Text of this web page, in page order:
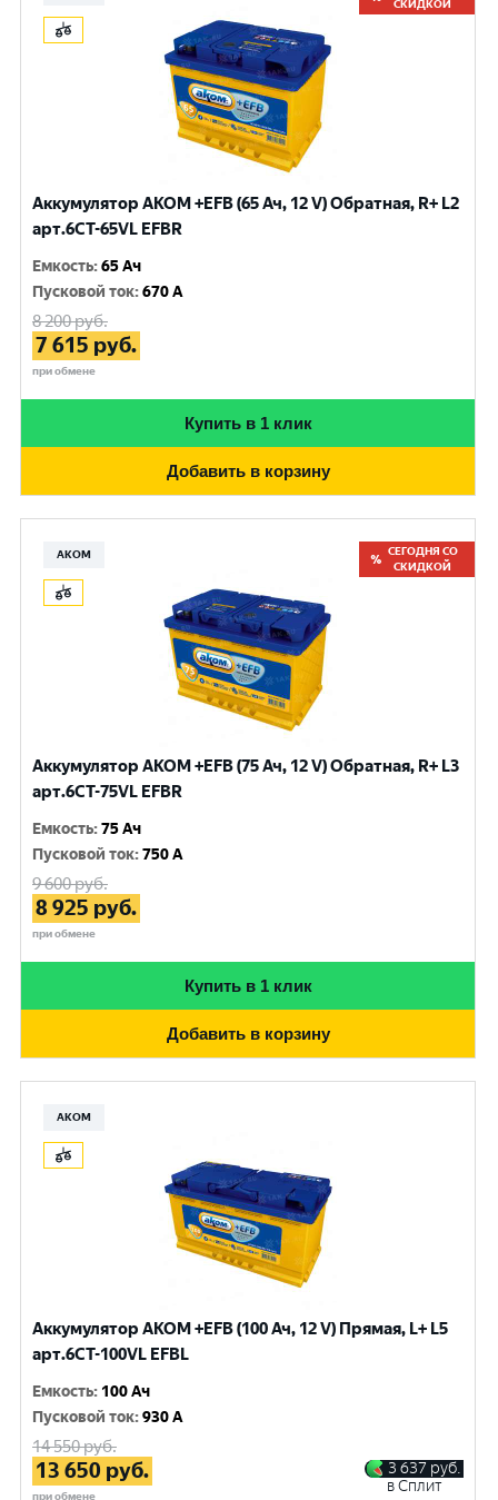
СКИДКОЙ
Аккумулятор AKOM +EFB (65 Ач, 12 V) Обратная, R+ L2
арт.6CT-65VL EFBR
Емкость:65 Ач
Пусковой ток:670 A
8 200руб.
7 615 руб.
при обмене
Купить в 1 клик
Добавить в корзину
АКОМ
СЕГОДНЯ СО
СКИДКОЙ
Аккумулятор AKOM +EFB (75 Ач, 12 V) Обратная, R+ L3
арт.6СТ-75VL EFBR
Емкость:75 Ач
Пусковой ток:750 A
9 600руб.
8 925 руб.
при обмене
Купить в 1 клик
Добавить в корзину
АКОМ
Аккумулятор AKOM +EFB (100 Ач, 12 V) Прямая, L+ L5
арт.6СТ-100VL EFBL
Емкость: 100 Ач
Пусковой ток:930 A
14 550руб.
13 650 руб.
при обмене
3 637 руб.
в Сплит